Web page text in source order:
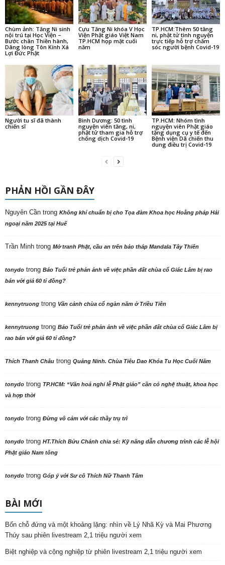
Chùm ảnh: Tăng Ni sinh
nội trú tại Học Viện –
Bước chân Thiền hành,
Dâng lòng Tôn Kính Xá
Lợi Đức Phật
Cựu Tăng Ni khóa V Học
Viện Phật giáo Việt Nam
TP.HCM họp mặt cuối
năm
TP.HCM:Thêm 50 tăng
ni, phật tử tình nguyện
trực tiếp hỗ trợ chăm
sóc người bệnh Covid-19
Người tu sĩ đã thành
chiến sĩ
Bình Dương: 50 tình
nguyện viên tăng, ni,
phật tử tham gia hỗ trợ
chống dịch Covid-19
TP.HCM: Nhóm tình
nguyện viên Phật giáo
tặng dụng cụ y tế đến
Bệnh viện Dã chiến thu
dung điều trị Covid-19
PHẢN HỒI GẦN ĐÂY
Nguyên Cần trong Không khí chuẩn bị cho Tọa đàm Khoa học Hoằng pháp Hải
ngoại năm 2025 tại Huế
Trần Minh trong Mở tranh Phật, cầu an trên bảo tháp Mandala Tây Thiên
tonydo trong Báo Tuổi trẻ phản ảnh về việc phần đất chùa cổ Giác Lâm bị rao
bán với giá 60 tỉ đồng?
kennytruong trong Vãn cảnh chùa cổ ngàn năm ở Triều Tiên
kennytruong trong Báo Tuổi trẻ phản ảnh về việc phần đất chùa cổ Giác Lâm bị
rao bán với giá 60 tỉ đồng?
Thích Thanh Châu trong Quảng Ninh. Chùa Tiêu Dao Khóa Tu Học Cuối Năm
tonydo trong TP.HCM: “Văn hoá nghi lễ Phật giáo” cần có nghệ thuật, khoa học
và hợp thời
tonydo trong Đừng vô cảm với các thầy trụ trì
tonydo trong HT.Thích Bửu Chánh chia sẻ: Kỹ năng dẫn chương trình các lễ hội
Phật giáo Nam tông
tonydo trong Góp ý với Sư cô Thích Nữ Thanh Tâm
BÀI MỚI
Bốn chỗ đứng và một khoảng lặng: nhìn về Lý Nhã Kỳ và Mai Phương
Thúy sau phiên livestream 2,1 triệu người xem
Biệt nghiệp và cộng nghiệp từ phiên livestream 2,1 triệu người xem